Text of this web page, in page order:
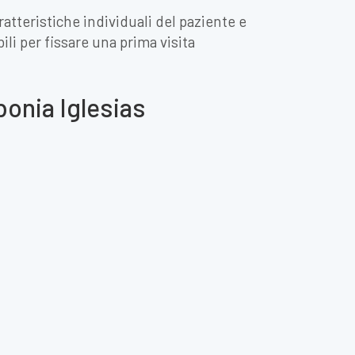
individuali del paziente e
per fissare una prima visita
Iglesias